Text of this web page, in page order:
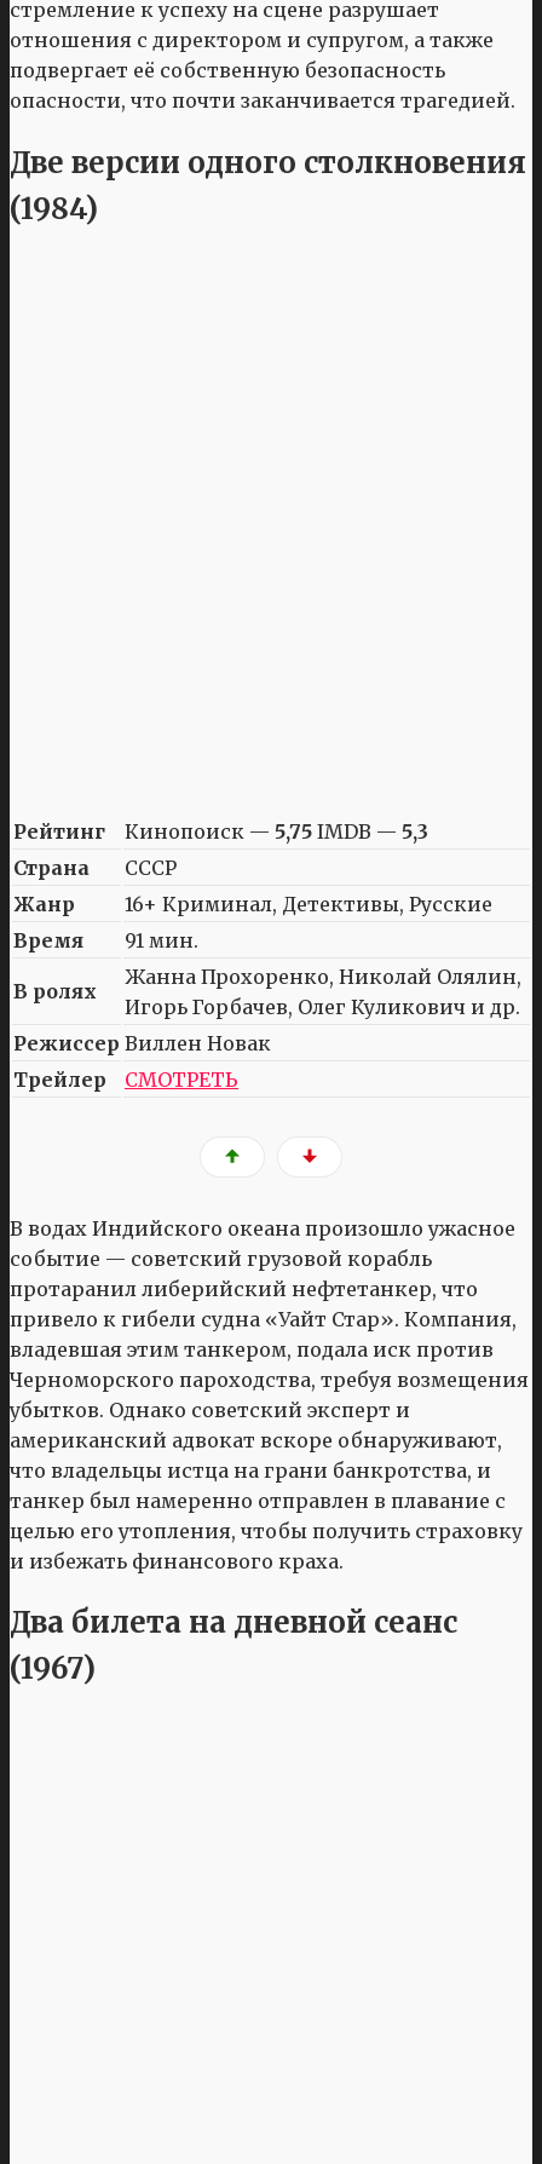
стремление к успеху на сцене разрушает
отношения с директором и супругом, а также
подвергает её собственную безопасность
опасности, что почти заканчивается трагедией.
Две версии одного столкновения
(1984)
Рейтинг Кинопоиск — 5,75 IMDB — 5,3
Страна
СССР
Жанр
16+ Криминал, Детективы, Русские
Время
91 мин.
В ролях
Жанна Прохоренко, Николай Олялин,
Игорь Горбачев, Олег Куликович и др.
Режиссер Виллен Новак
Трейлер
СМОТРЕТЬ
В водах Индийского океана произошло ужасное
событие — советский грузовой корабль
протаранил либерийский нефтетанкер, что
привело к гибели судна «Уайт Стар». Компания,
владевшая этим танкером, подала иск против
Черноморского пароходства, требуя возмещения
убытков. Однако советский эксперт и
американский адвокат вскоре обнаруживают,
что владельцы истца на грани банкротства, и
танкер был намеренно отправлен в плавание с
целью его утопления, чтобы получить страховку
и избежать финансового краха.
Два билета на дневной сеанс
(1967)